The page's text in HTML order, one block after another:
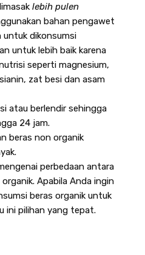
lebih pulen
bahan pengawet
untuk dikonsumsi
untuk lebih baik karena
seperti magnesium,
zat besi dan asam
atau berlendir sehingga
24 jam.
beras non organik
perbedaan antara
Apabila Anda ingin
beras organik untuk
ini pilihan yang tepat.